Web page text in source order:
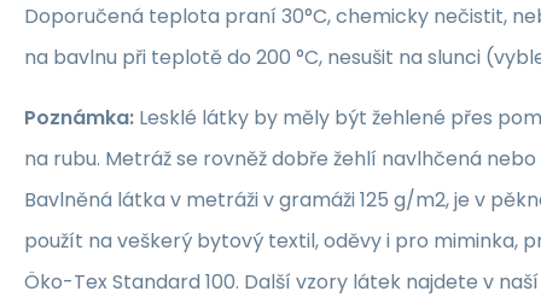
Doporučená teplota praní 30°C, chemicky nečistit,
na bavlnu při teplotě do 200 °C, nesušit na slunci
Poznámka: Lesklé látky by měly být žehlené přes
na rubu. Metráž se rovněž dobře žehlí navlhčená
Bavlněná látka v metráži v gramáži 125 g/m2, je v
použít na veškerý bytový textil, oděvy i pro miminka,
Öko-Tex Standard 100. Další vzory látek najdete v